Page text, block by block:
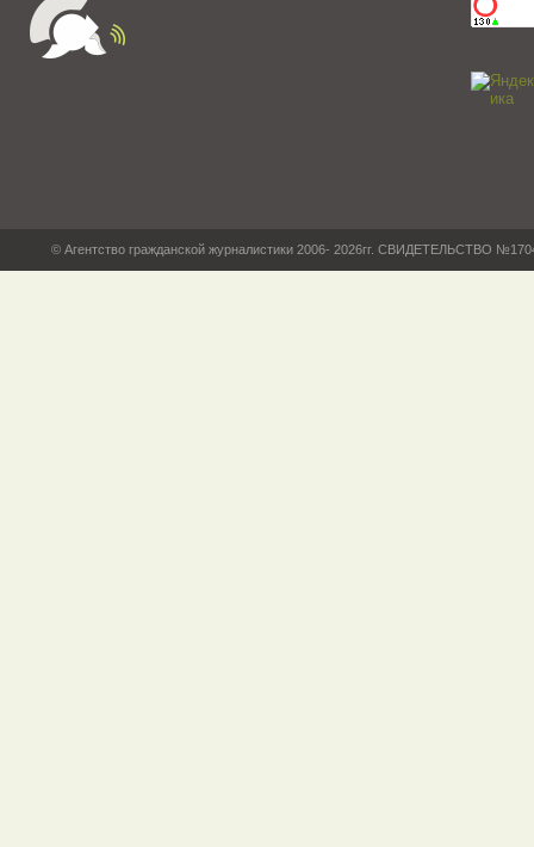
© Агентство гражданской журналистики 2006- 2026гг. СВИДЕТЕЛЬСТВО